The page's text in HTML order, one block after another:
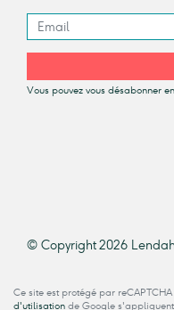
Vous pouvez vous désabonner
© Copyright 2026
Ce site est protégé par reCAPTCHA
d'utilisation de Google